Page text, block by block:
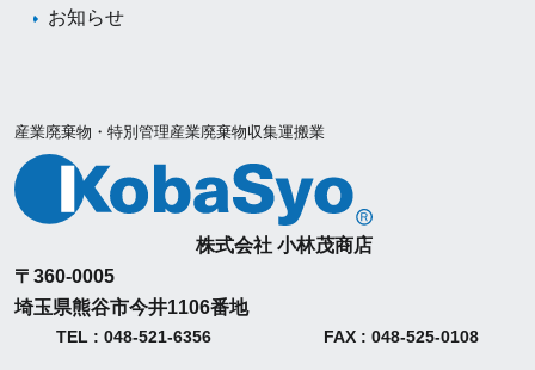
お知らせ
産業廃棄物・特別管理産業廃棄物収集運搬業
株式会社 小林茂商店
〒360-0005
埼玉県熊谷市今井1106番地
TEL : 048-521-6356 FAX : 048-525-0108